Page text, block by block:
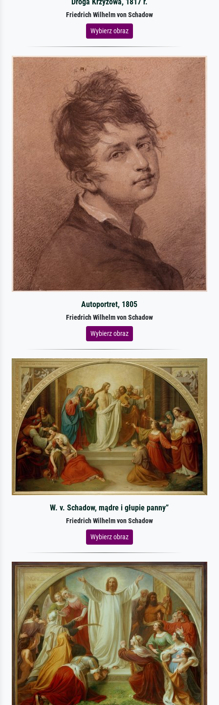
Friedrich Wilhelm von Schadow
Wybierz obraz
Autoportret, 1805
Friedrich Wilhelm von Schadow
Wybierz obraz
W. v. Schadow, mądre i głupie panny”
Friedrich Wilhelm von Schadow
Wybierz obraz